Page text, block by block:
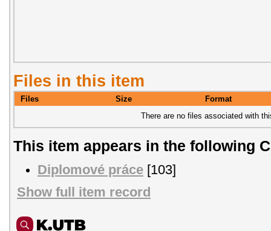
Files in this item
Files Size
Format
There are no files associated with
This item appears in the following
Diplomové práce [103]
Show full item record